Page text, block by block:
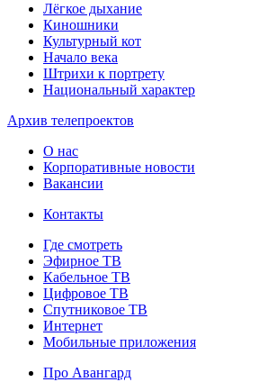
Лёгкое дыхание
Киношники
Культурный кот
Начало века
Штрихи к портрету
Национальный характер
Архив телепроектов
О нас
Корпоративные новости
Вакансии
Контакты
Где смотреть
Эфирное ТВ
Кабельное ТВ
Цифровое ТВ
Спутниковое ТВ
Интернет
Мобильные приложения
Про Авангард